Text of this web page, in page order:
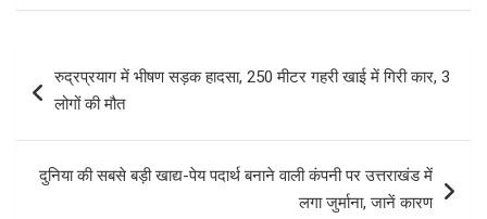
ce
o
k
tt
er
at
A
p
ar
navigation
रुद्रप्रयाग में भीषण सड़क हादसा, 250 मीटर गहरी खाई में गिरी कार, 3
लोगों की मौत
दुनिया की सबसे बड़ी खाद्य-पेय पदार्थ बनाने वाली कंपनी पर उत्तराखंड में
लगा जुर्माना, जानें कारण